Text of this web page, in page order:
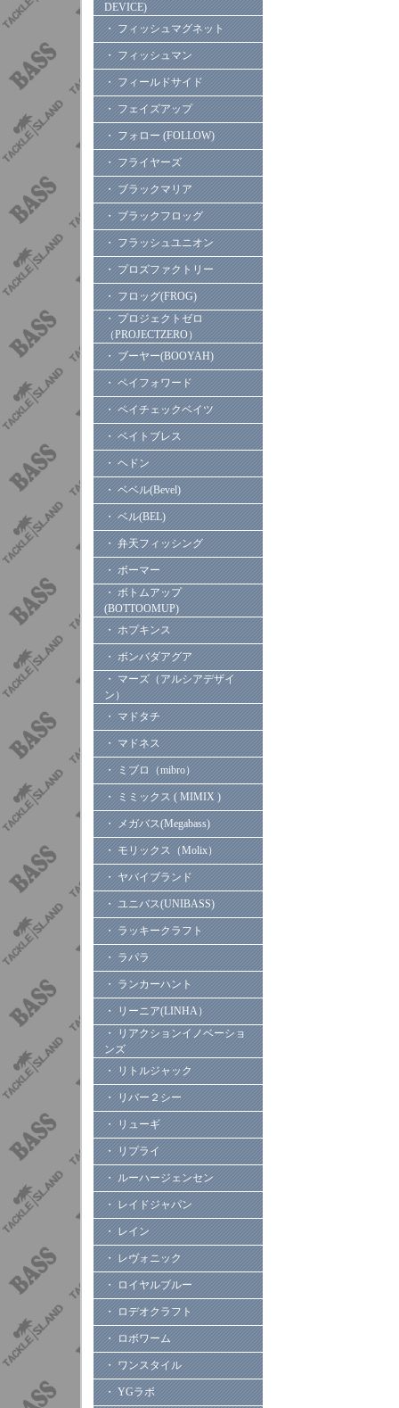
DEVICE)
・ フィッシュマグネット
・ フィッシュマン
・ フィールドサイド
・ フェイズアップ
・ フォロー (FOLLOW)
・ フライヤーズ
・ ブラックマリア
・ ブラックフロッグ
・ フラッシュユニオン
・ プロズファクトリー
・ フロッグ(FROG)
・ プロジェクトゼロ
（PROJECTZERO）
・ ブーヤー(BOOYAH)
・ ペイフォワード
・ ペイチェックベイツ
・ ベイトブレス
・ ヘドン
・ ベベル(Bevel)
・ ベル(BEL)
・ 弁天フィッシング
・ ボーマー
・ ボトムアップ
(BOTTOOMUP)
・ ホプキンス
・ ボンバダアグア
・ マーズ（アルシアデザイ
ン）
・ マドタチ
・ マドネス
・ ミブロ（mibro）
・ ミミックス ( MIMIX )
・ メガバス(Megabass)
・ モリックス（Molix）
・ ヤバイブランド
・ ユニバス(UNIBASS)
・ ラッキークラフト
・ ラパラ
・ ランカーハント
・ リーニア(LINHA）
・ リアクションイノベーショ
ンズ
・ リトルジャック
・ リバー２シー
・ リューギ
・ リプライ
・ ルーハージェンセン
・ レイドジャパン
・ レイン
・ レヴォニック
・ ロイヤルブルー
・ ロデオクラフト
・ ロボワーム
・ ワンスタイル
・ YGラボ